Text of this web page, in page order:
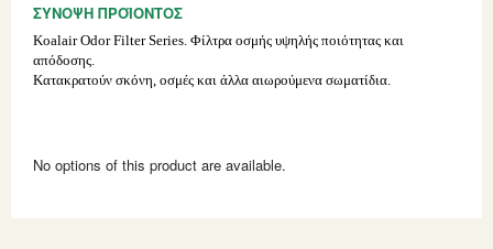
images
gallery
ΣΎΝΟΨΗ ΠΡΟΪΌΝΤΟΣ
Koalair Odor Filter Series. Φίλτρα οσμής υψηλής ποιότητας και
απόδοσης.
Κατακρατούν σκόνη, οσμές και άλλα αιωρούμενα σωματίδια.
product
items
No options of this product are available.